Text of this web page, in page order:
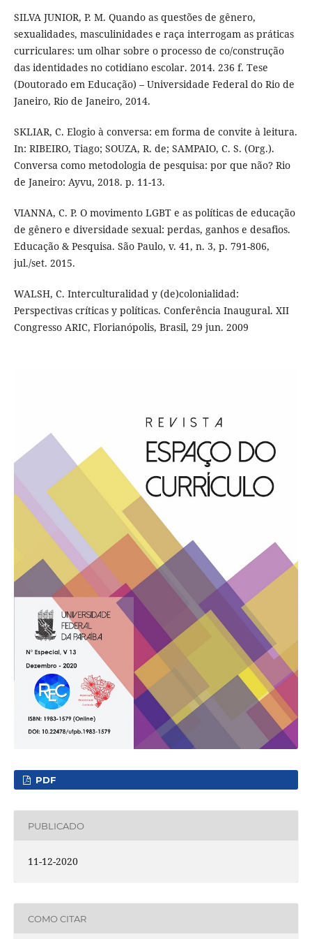
SILVA JUNIOR, P. M. Quando as questões de gênero,
sexualidades, masculinidades e raça interrogam as práticas
curriculares: um olhar sobre o processo de co/construção
das identidades no cotidiano escolar. 2014. 236 f. Tese
(Doutorado em Educação) – Universidade Federal do Rio de
Janeiro, Rio de Janeiro, 2014.
SKLIAR, C. Elogio à conversa: em forma de convite à leitura.
In: RIBEIRO, Tiago; SOUZA, R. de; SAMPAIO, C. S. (Org.).
Conversa como metodologia de pesquisa: por que não? Rio
de Janeiro: Ayvu, 2018. p. 11-13.
VIANNA, C. P. O movimento LGBT e as políticas de educação
de gênero e diversidade sexual: perdas, ganhos e desafios.
Educação & Pesquisa. São Paulo, v. 41, n. 3, p. 791-806,
jul./set. 2015.
WALSH, C. Interculturalidad y (de)colonialidad:
Perspectivas críticas y políticas. Conferência Inaugural. XII
Congresso ARIC, Florianópolis, Brasil, 29 jun. 2009
PDF
PUBLICADO
11-12-2020
COMO CITAR